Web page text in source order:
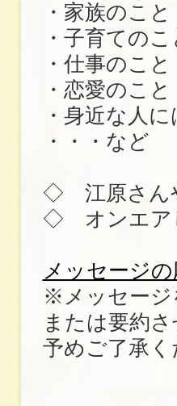
・家族のこと
・子育てのこ
・仕事のこと
・恋愛のこと
・身近な人
・・・など
◇ 江原さん
◇ オンエア
メッセージ
※メッセージ
または要約
予めご了承く